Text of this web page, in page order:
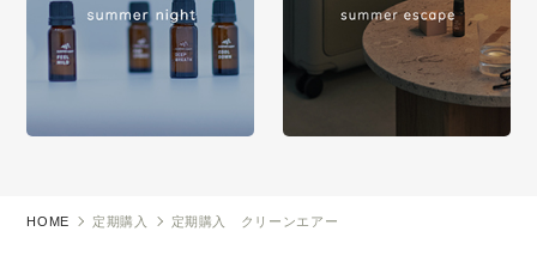
HOME 定期購入 定期購入 クリーンエアー